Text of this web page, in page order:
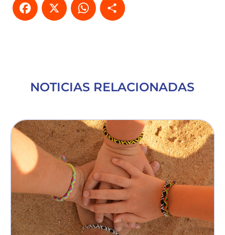
Facebook
X WhatsAppCompartir
NOTICIAS RELACIONADAS